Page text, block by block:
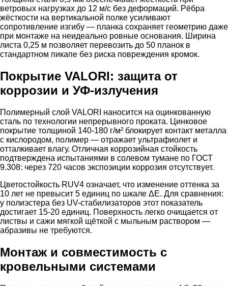
ветровых нагрузках до 12 м/с без деформаций. Рёбра
жёсткости на вертикальной полке усиливают
сопротивление изгибу — планка сохраняет геометрию даже
при монтаже на неидеально ровные основания. Ширина
листа 0,25 м позволяет перевозить до 50 планок в
стандартном пикапе без риска повреждения кромок.
Покрытие VALORI: защита от
коррозии и УФ-излучения
Полимерный слой VALORI наносится на оцинкованную
сталь по технологии непрерывного проката. Цинковое
покрытие толщиной 140-180 г/м² блокирует контакт металла
с кислородом, полимер — отражает ультрафиолет и
отталкивает влагу. Отличная коррозийная стойкость
подтверждена испытаниями в солевом тумане по ГОСТ
9.308: через 720 часов экспозиции коррозия отсутствует.
Цветостойкость RUV4 означает, что изменение оттенка за
10 лет не превысит 5 единиц по шкале ΔE. Для сравнения:
у полиэстера без UV-стабилизаторов этот показатель
достигает 15-20 единиц. Поверхность легко очищается от
листвы и сажи мягкой щёткой с мыльным раствором —
абразивы не требуются.
Монтаж и совместимость с
кровельными системами